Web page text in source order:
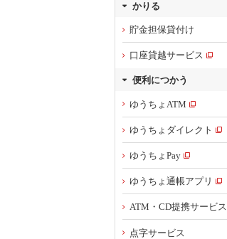
かりる
貯金担保貸付け
口座貸越サービス
便利につかう
ゆうちょATM
ゆうちょダイレクト
ゆうちょPay
ゆうちょ通帳アプリ
ATM・CD提携サービス
点字サービス